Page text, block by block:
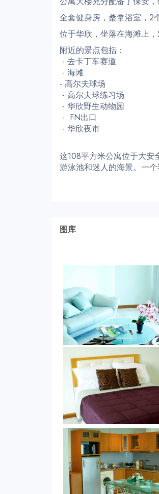
全套健身房，桑拿浴室，2
位于华欣，坐落在海滩上，
附近的景点包括：
- 去卡丁车赛道
- 海滩
- 高尔夫球场
- 高尔夫球练习场
- 华欣野生动物园
- FN出口
- 华欣夜市
这108平方米公寓位于大安
游泳池和迷人的海景。一
图库